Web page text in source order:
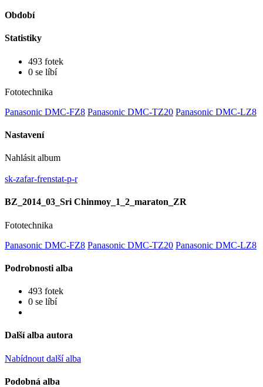
Období
Statistiky
493 fotek
0 se líbí
Fototechnika
Panasonic DMC-FZ8 Panasonic DMC-TZ20 Panasonic DMC-LZ8
Nastavení
Nahlásit album
sk-zafar-frenstat-p-r
BZ_2014_03_Sri Chinmoy_1_2_maraton_ZR
Fototechnika
Panasonic DMC-FZ8 Panasonic DMC-TZ20 Panasonic DMC-LZ8
Podrobnosti alba
493 fotek
0 se líbí
Další alba autora
Nabídnout další alba
Podobná alba